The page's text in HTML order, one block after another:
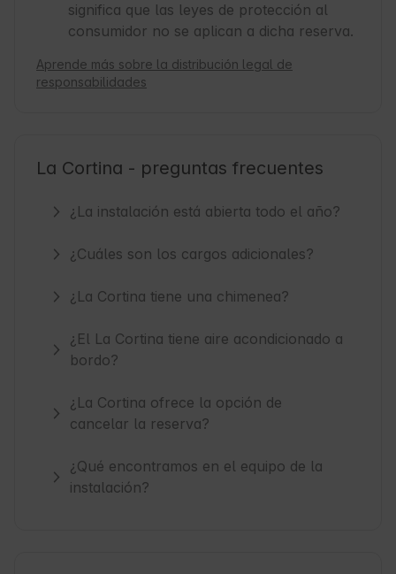
significa que las leyes de protección al
consumidor no se aplican a dicha reserva.
Aprende más sobre la distribución legal de
responsabilidades
La Cortina - preguntas frecuentes
¿La instalación está abierta todo el año?
¿Cuáles son los cargos adicionales?
¿La Cortina tiene una chimenea?
¿El La Cortina tiene aire acondicionado a
bordo?
¿La Cortina ofrece la opción de
cancelar la reserva?
¿Qué encontramos en el equipo de la
instalación?